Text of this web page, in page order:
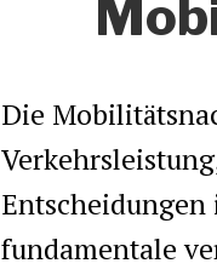
Die
fundamentale